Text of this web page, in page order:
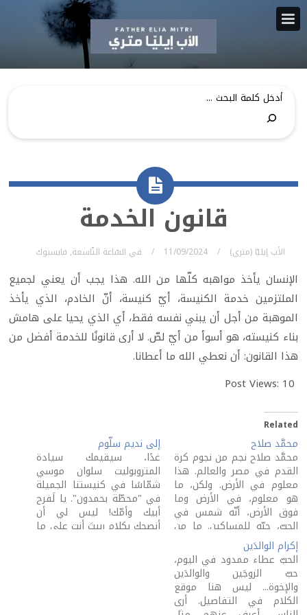
قانون الخدمة
الأب إيليّا (متري) 11/09/2024 في السّاعة التّاسعة, فايسبوك
الإنسان يأخذ مواهبه كلّها من الله. هذا يجب أن يعني لجميع
الملتزمين خدمة الكنيسة، أيّ كنيسة، أنّ الخادم، الذي يأخذ
الموهبة من أجل أن يبني نفسه فقط، أي الذي يحيا على هامش
بناء كنيسته، هو أسوأ من أيّ لصّ. لا أرى قانونًا للخدمة أفضل من
هذا القانون: أن نعطي الله ما أعطانا.
Post Views: 10
Related
محمَّد صلاح
محمَّد صلاح نجم من نجوم كرة
القدم في مصر والعالم. هذا
معلوم في الأرض. ولكن، ما
هو معلوم، في الأرض وما
فوق الأرض، أنّه شمس في
الحبّ، حبّه للمساكين. ما من
أجمل من الناس الذين لا
ينسيهم مجدُ الأرض مجدَ الله!
لا يكتفي محمَّد صلاح
بمساعدة أترابه مادّيًّا، بل
في…
إلى نديم سلّوم
غدًا، سيقيمك سيادة
المتروبوليت سلوان موسي
شمّاسًا في كنيستنا الجميلة
في "محطّة بحمدون". يا لَفرح
أبيك وأمّك! ليس لي أن
أنصحك بكلامٍ ربيتَ أنت على ما
إكرام الوالدَين
الحبّ عطاء ممدود في اليوم،
حبّ الزوجَين والوالدَين
والإخوة... ليس هنا موقع
الكلام في التفاصيل. أرى